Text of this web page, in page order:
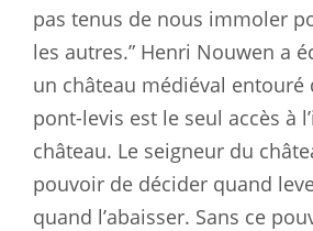
pas tenus de nous immoler
les autres.” Henri Nouwen a
un château médiéval entouré
pont-levis est le seul accès à
château. Le seigneur du
pouvoir de décider quand
quand l’abaisser. Sans ce